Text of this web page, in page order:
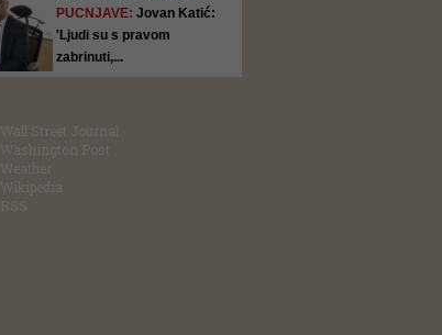
PUCNJAVE: Jovan Katić:
'Ljudi su s pravom
zabrinuti,...
Wall Street Journal
Washington Post
Weather
Wikipedia
RSS